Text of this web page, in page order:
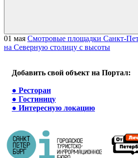
01 мая Смотровые площадки Санкт-
на Северную столицу с высоты
Добавить свой объект на Портал:
● Ресторан
● Гостиницу
● Интересную локацию